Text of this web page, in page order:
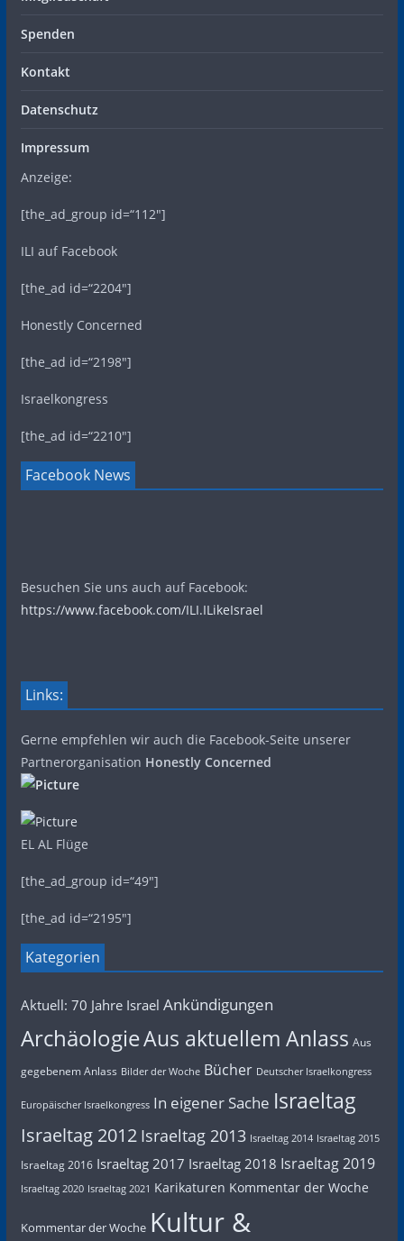
Spenden
Kontakt
Datenschutz
Impressum
Anzeige:
[the_ad_group id=“112″]
ILI auf Facebook
[the_ad id=“2204″]
Honestly Concerned
[the_ad id=“2198″]
Israelkongress
[the_ad id=“2210″]
Facebook News
Besuchen Sie uns auch auf Facebook:
https://www.facebook.com/ILI.ILikeIsrael
Links:
Gerne empfehlen wir auch die Facebook-Seite unserer
Partnerorganisation Honestly Concerned
EL AL Flüge
[the_ad_group id=“49″]
[the_ad id=“2195″]
Kategorien
Aktuell: 70 Jahre Israel Ankündigungen
ArchäologieAus aktuellem Anlass Aus
gegebenem Anlass Bilder der Woche Bücher Deutscher Israelkongress
Europäischer Israelkongress In eigener Sache Israeltag
Israeltag 2012 Israeltag 2013 Israeltag 2014 Israeltag 2015
Israeltag 2016 Israeltag 2017 Israeltag 2018 Israeltag 2019
Israeltag 2020 Israeltag 2021 Karikaturen Kommentar der Woche
Kommentar der Woche Kultur &